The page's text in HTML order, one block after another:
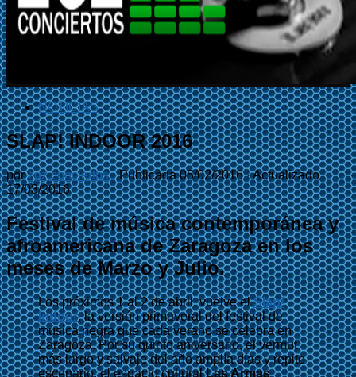
NOTICIAS
SLAP! INDOOR 2016
porzgz conciertos · Publicada05/02/2016· Actualizado
17/03/2016
Festival de música contemporánea y
afroamericana de Zaragoza en los
meses de Marzo y Julio.
Los próximos 1 al 2 de abril, vuelve el Slap!
Indoor, la versión primaveral del festival de
música negra que cada verano se celebra en
Zaragoza. Por su quinto aniversario, el vermut
más largo y salvaje del año amplía días y repite
escenario, el espacio culturalLas Armas